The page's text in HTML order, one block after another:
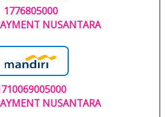
1776805000
NUSANTARA
NUSANTARA